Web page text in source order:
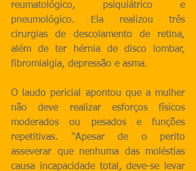
reumatológico, psiquiátrico e
pneumológico. Ela realizou três
cirurgias de descolamento de retina,
além de ter hérnia de disco lombar,
fibromialgia, depressão e asma.
O laudo pericial apontou que a mulher
não deve realizar esforços físicos
moderados ou pesados e funções
repetitivas. “Apesar de o perito
asseverar que nenhuma das moléstias
causa incapacidade total, deve-se levar